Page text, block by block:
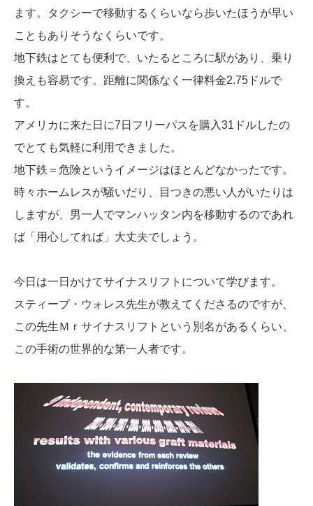
ます。タクシーで移動するくらいなら歩いたほうが早い
こともありそうなくらいです。
地下鉄はとても便利で、いたるところに駅があり、乗り
換えも容易です。距離に関係なく一律料金2.75ドルで
す。
アメリカに来た日に7日フリーパスを購入31ドルしたの
でとても気軽に利用できました。
地下鉄＝危険というイメージはほとんどなかったです。
時々ホームレスが騒いだり、目つきの悪い人がいたりは
しますが、男一人でマンハッタン内を移動するのであれ
ば「用心してれば」大丈夫でしょう。
今日は一日かけてサイナスリフトについて学びます。
スティーブ・ウォレス先生が教えてくださるのですが、
この先生Ｍｒサイナスリフトという別名があるくらい、
この手術の世界的な第一人者です。